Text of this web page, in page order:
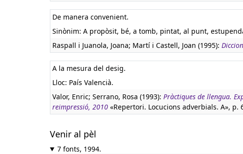
De manera convenient.
Sinònim: A propòsit, bé, a tomb, pintat, al punt,
Raspall i Juanola, Joana; Martí i Castell, Joan (1995):
A la mesura del desig.
Lloc: País Valencià.
Valor, Enric; Serrano, Rosa (1993): Pràctiques de llengua.
reimpressió, 2010 «Repertori. Locucions adverbials. A», p.
Venir al pèl
7 fonts, 1994.